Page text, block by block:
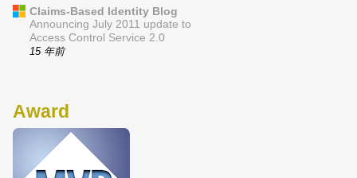
Claims-Based Identity Blog
Announcing July 2011 update to
Access Control Service 2.0
15 年前
Award